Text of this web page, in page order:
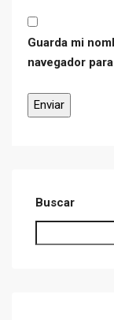
Guarda mi
navegador
Buscar